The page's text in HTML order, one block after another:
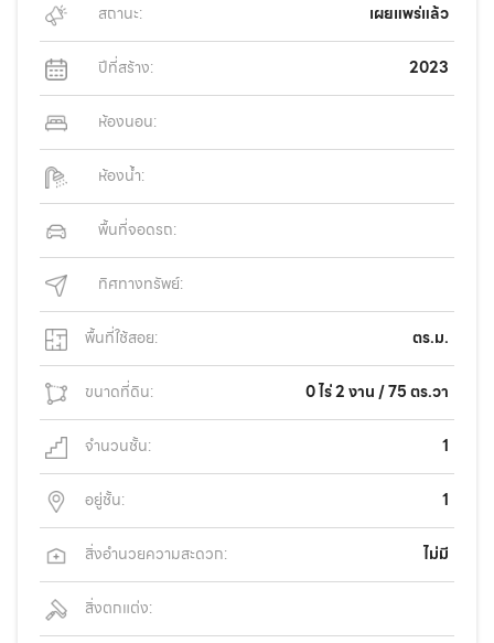
สถานะ: เผยแพร่แล้ว
ปีที่สร้าง: 2023
ห้องนอน:
ห้องน้ำ:
พื้นที่จอดรถ:
ทิศทางทรัพย์:
พื้นที่ใช้สอย: ตร.ม.
ขนาดที่ดิน: 0 ไร่ 2 งาน / 75 ตร.วา
จำนวนชั้น: 1
อยู่ชั้น: 1
สิ่งอำนวยความสะดวก: ไม่มี
สิ่งตกแต่ง: